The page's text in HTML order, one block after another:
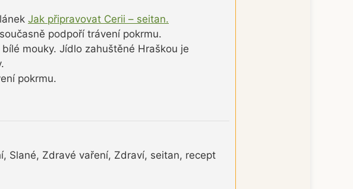
Jak připravovat Cerii – seitan.
podpoří trávení pokrmu.
mouky. Jídlo zahuštěné Hraškou je
pokrmu.
Slané, Zdravé vaření, Zdraví, seitan, recept